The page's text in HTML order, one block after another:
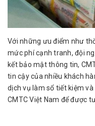
Với những ưu điểm như
mức phí cạnh tranh, đội
kết bảo mật thông tin,
tin cậy của nhiều khách
dịch vụ làm sổ tiết kiệm
CMTC Việt Nam để được